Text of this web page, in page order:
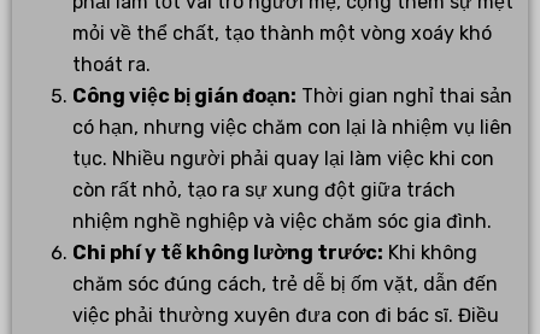
mỏi về thể chất, tạo thành một vòng xoáy khó
thoát ra.
Công việc bị gián đoạn: Thời gian nghỉ thai sản
có hạn, nhưng việc chăm con lại là nhiệm vụ liên
tục. Nhiều người phải quay lại làm việc khi con
còn rất nhỏ, tạo ra sự xung đột giữa trách
nhiệm nghề nghiệp và việc chăm sóc gia đình.
Chi phí y tế không lường trước: Khi không
chăm sóc đúng cách, trẻ dễ bị ốm vặt, dẫn đến
việc phải thường xuyên đưa con đi bác sĩ. Điều